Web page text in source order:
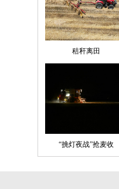
秸秆离田
“挑灯夜战”抢麦收